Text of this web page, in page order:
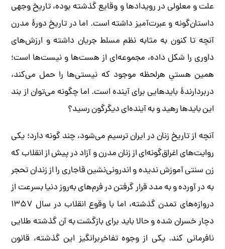
علت و معلولی در رویدادها و وقایع گذشته بوده، تاریخ وجهی
داستان‌گونه و عبرت‌آمیز داشته است. اما در تاریخ دورۀ مدرن
آنچه تا کنون به مثابه نظم مسلط جریان داشته و ارزش‌های
داوری را شکل داده، مجموعه‌ای از هست‌ها و نیست‌ها است؛
همین هستیِ هرلحظه موجود که نیستی‌ها را حمل می‌کند،
دربردارندۀ بایدهایی برای آینده است. اما چگونه می‌توان از بند
این بایدها رهید و به آینده‌ای دیگرگون رسید؟
آنچه از تاریخ زنان در ایران ترسیم می‌شود، چند گونه دارد؛ یکی
روایت‌های اغراق‌گونه‌ای از زنان مدرن و آزاد در پیش از انقلاب که
زن سنتی آموزش ندیده و اندرونی‌نشین قاجاری را از زندان تحجر
به در آورده و به مدد قرار گرفتن در فرم‌های به‌روز دنیا بسرعت از
دروازه‌های تمدن گذشته، اما با وقوع انقلاب در سال ۱۳۵۷
دچار خسران شده و حالا باید برای بازگشت به آن گذشته طلایی
نافرمانی کند. یکی از وجوه تفاخربرانگیز این گذشته، قانون